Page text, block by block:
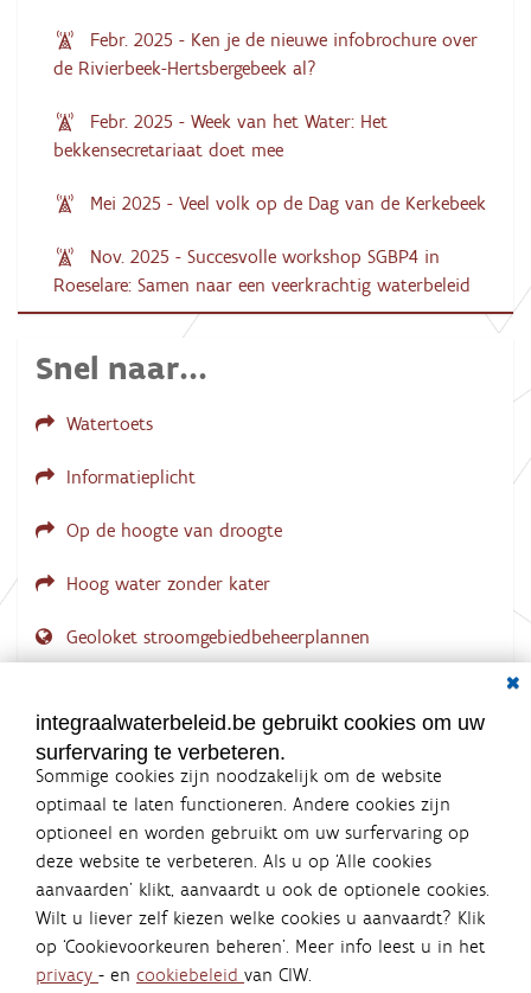
Febr. 2025 - Ken je de nieuwe infobrochure over
de Rivierbeek-Hertsbergebeek al?
Febr. 2025 - Week van het Water: Het
bekkensecretariaat doet mee
Mei 2025 - Veel volk op de Dag van de Kerkebeek
Nov. 2025 - Succesvolle workshop SGBP4 in
Roeselare: Samen naar een veerkrachtig waterbeleid
Snel naar...
Watertoets
Informatieplicht
Op de hoogte van droogte
Hoog water zonder kater
Geoloket stroomgebiedbeheerplannen
LOGIN VEREIST
integraalwaterbeleid.be gebruikt cookies om uw
surfervaring te verbeteren.
Sommige cookies zijn noodzakelijk om de website
optimaal te laten functioneren. Andere cookies zijn
optioneel en worden gebruikt om uw surfervaring op
deze website te verbeteren. Als u op ‘Alle cookies
aanvaarden’ klikt, aanvaardt u ook de optionele cookies.
Wilt u liever zelf kiezen welke cookies u aanvaardt? Klik
op ‘Cookievoorkeuren beheren’. Meer info leest u in het
privacy - en cookiebeleid van CIW.
Integraalwaterbeleid.be is een
officiële website van de Vlaamse
overheid
uitgegeven door Coördinatiecommissie Integraal
Waterbeleid
De Coördinatiecommissie Integraal Waterbeleid (CIW) is een